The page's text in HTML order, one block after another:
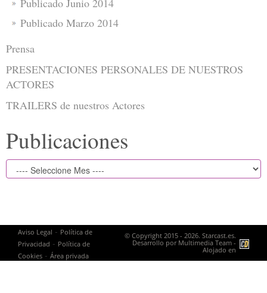
Publicado Junio 2014
Publicado Marzo 2014
Prensa
PRESENTACIONES PERSONALES DE NUESTROS
ACTORES
TRAILERS de nuestros Actores
Publicaciones
Aviso Legal - Política de
Privacidad - Política de
Cookies - Área privada
© Copyright 2015 - 2026. Starcast.es.
Desarrollo por Multimedia Team -
Alojado en